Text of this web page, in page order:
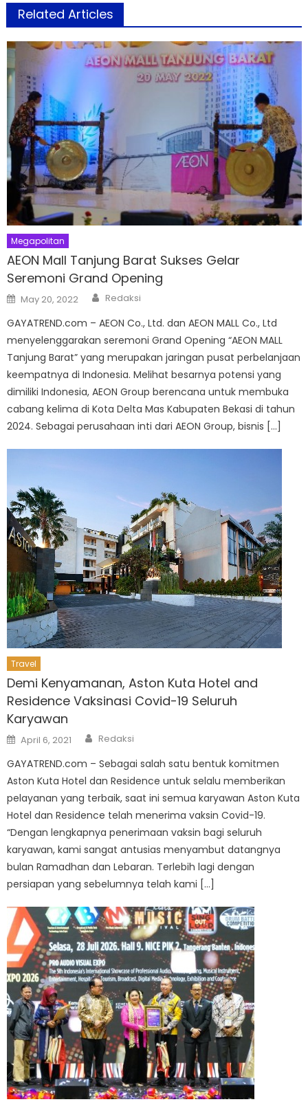
Related Articles
Megapolitan
AEON Mall Tanjung Barat Sukses Gelar
Seremoni Grand Opening
Posted
on
May 20, 2022 Author
Redaksi
GAYATREND.com – AEON Co., Ltd. dan AEON MALL Co., Ltd
menyelenggarakan seremoni Grand Opening “AEON MALL
Tanjung Barat” yang merupakan jaringan pusat perbelanjaan
keempatnya di Indonesia. Melihat besarnya potensi yang
dimiliki Indonesia, AEON Group berencana untuk membuka
cabang kelima di Kota Delta Mas Kabupaten Bekasi di tahun
2024. Sebagai perusahaan inti dari AEON Group, bisnis […]
Travel
Demi Kenyamanan, Aston Kuta Hotel and
Residence Vaksinasi Covid-19 Seluruh
Karyawan
Posted
on
April 6, 2021 Author
Redaksi
GAYATREND.com – Sebagai salah satu bentuk komitmen
Aston Kuta Hotel dan Residence untuk selalu memberikan
pelayanan yang terbaik, saat ini semua karyawan Aston Kuta
Hotel dan Residence telah menerima vaksin Covid-19.
“Dengan lengkapnya penerimaan vaksin bagi seluruh
karyawan, kami sangat antusias menyambut datangnya
bulan Ramadhan dan Lebaran. Terlebih lagi dengan
persiapan yang sebelumnya telah kami […]